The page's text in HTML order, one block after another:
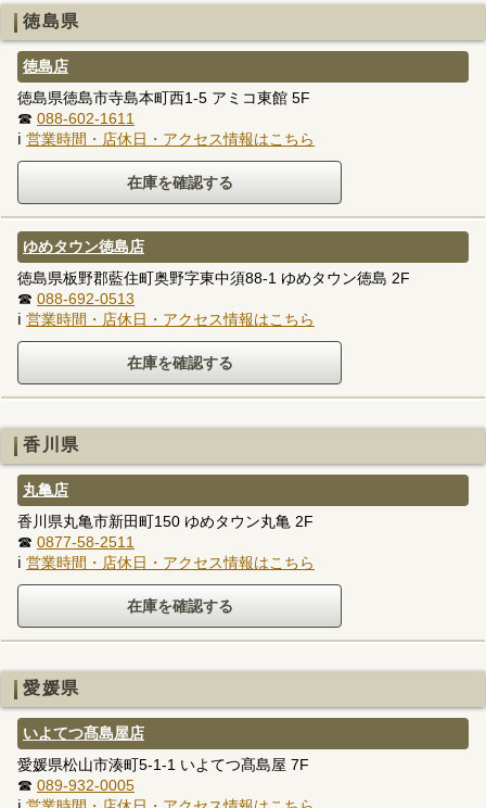
徳島県
徳島店
徳島県徳島市寺島本町西1-5 アミコ東館 5F
☎ 088-602-1611
ℹ 営業時間・店休日・アクセス情報はこちら
ゆめタウン徳島店
徳島県板野郡藍住町奥野字東中須88-1 ゆめタウン徳島 2F
☎ 088-692-0513
ℹ 営業時間・店休日・アクセス情報はこちら
香川県
丸亀店
香川県丸亀市新田町150 ゆめタウン丸亀 2F
☎ 0877-58-2511
ℹ 営業時間・店休日・アクセス情報はこちら
愛媛県
いよてつ髙島屋店
愛媛県松山市湊町5-1-1 いよてつ髙島屋 7F
☎ 089-932-0005